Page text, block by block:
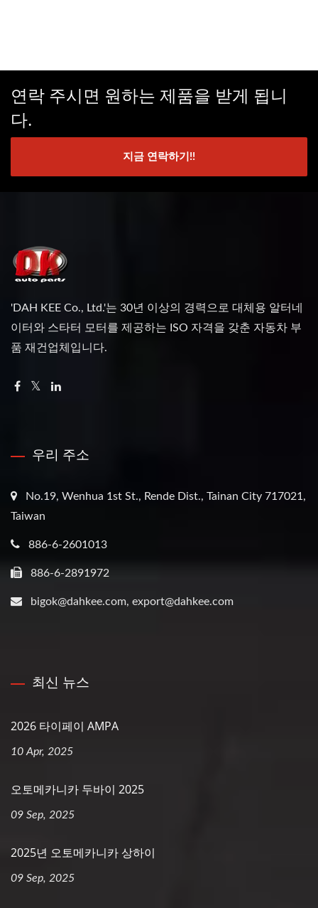
연락 주시면 원하는 제품을 받게 됩니
다.
지금 연락하기!!
'DAH KEE Co., Ltd.'는 30년 이상의 경력으로 대체용 알터네
이터와 스타터 모터를 제공하는 ISO 자격을 갖춘 자동차 부
품 재건업체입니다.
우리 주소
No.19, Wenhua 1st St., Rende Dist., Tainan City 717021,
Taiwan
886-6-2601013
886-6-2891972
bigok@dahkee.com, export@dahkee.com
최신 뉴스
2026 타이페이 AMPA
10 Apr, 2025
오토메카니카 두바이 2025
09 Sep, 2025
2025년 오토메카니카 상하이
09 Sep, 2025